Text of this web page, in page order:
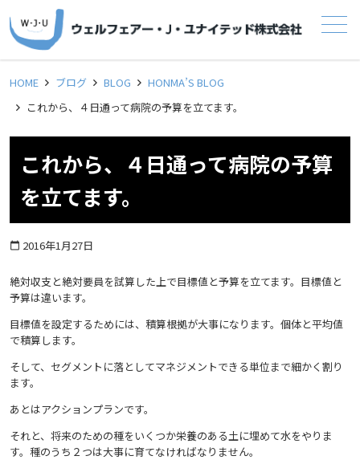
メニュー
HOME ブログ BLOG
HONMA’S BLOG
これから、４日通って病院の予算を立てます。
これから、４日通って病院の予算
を立てます。
calendar_today 2016年1月27日
絶対収支と絶対要員を試算した上で目標値と予算を立てます。目標値と
予算は違います。
目標値を設定するためには、積算根拠が大事になります。個体と平均値
で積算します。
そして、セグメントに落としてマネジメントできる単位まで細かく割り
ます。
あとはアクションプランです。
それと、将来のための種をいくつか栄養のある土に埋めて水をやりま
す。種のうち２つは大事に育てなければなりません。